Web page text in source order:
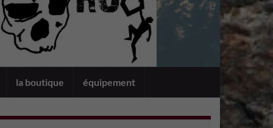
la boutique équipement